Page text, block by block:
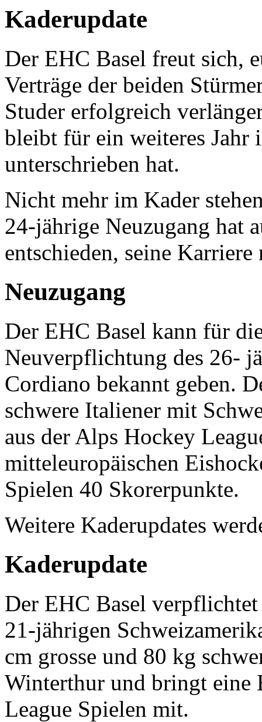
Kaderupdate
Der EHC Basel freut sich,
Verträge der beiden
Studer erfolgreich
bleibt für ein weiteres Jahr
unterschrieben hat.
Nicht mehr im Kader
24-jährige Neuzugang hat
entschieden, seine
Neuzugang
Der EHC Basel kann für
Neuverpflichtung des 26-
Cordiano bekannt geben.
schwere Italiener mit
aus der Alps Hockey
mitteleuropäischen
Spielen 40 Skorerpunkte.
Weitere Kaderupdates
Kaderupdate
Der EHC Basel
21-jährigen
cm grosse und 80 kg
Winterthur und bringt eine
League Spielen mit.